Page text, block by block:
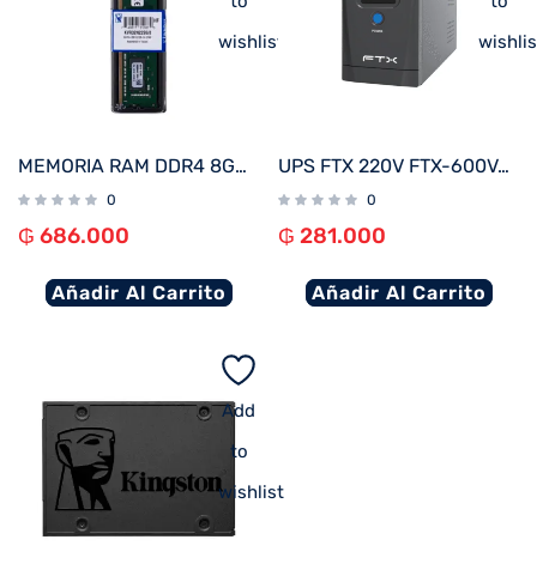
wishlist
MEMORIA RAM DDR4 8GB 3200 KINGSTON KVR32N22S6/8
0
₲ 686.000
Añadir Al Carrito
UPS FTX 220V FTX-600VA / 360W NEMA UNIVERSAL
0
₲ 281.000
Añadir Al Carrito
Add
to
wishlist